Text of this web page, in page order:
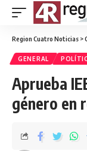
Region Cuatro Noticias >
GENERAL
Aprueba
género en